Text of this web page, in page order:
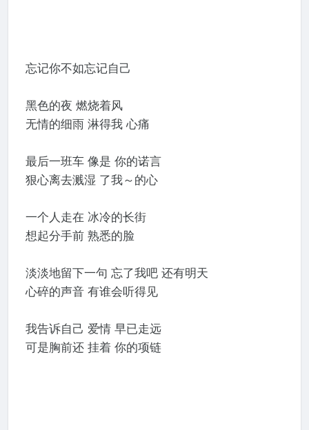
忘记你不如忘记自己
黑色的夜 燃烧着风
无情的细雨 淋得我 心痛
最后一班车 像是 你的诺言
狠心离去溅湿 了我～的心
一个人走在 冰冷的长街
想起分手前 熟悉的脸
淡淡地留下一句 忘了我吧 还有明天
心碎的声音 有谁会听得见
我告诉自己 爱情 早已走远
可是胸前还 挂着 你的项链